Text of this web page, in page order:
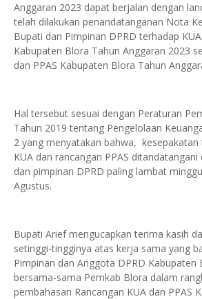
Anggaran 2023 dapat berjalan dengan
telah dilakukan penandatanganan Nota
Bupati dan Pimpinan DPRD terhadap
Kabupaten Blora Tahun Anggaran 2023
dan PPAS Kabupaten Blora Tahun
Hal tersebut sesuai dengan Peraturan
Tahun 2019 tentang Pengelolaan
2 yang menyatakan bahwa, kesepakatan
KUA dan rancangan PPAS
dan pimpinan DPRD paling lambat
Agustus.
Bupati Arief mengucapkan terima kasih
setinggi-tingginya atas kerja sama yang
Pimpinan dan Anggota DPRD Kabupaten
bersama-sama Pemkab Blora dalam
pembahasan Rancangan KUA dan PPAS